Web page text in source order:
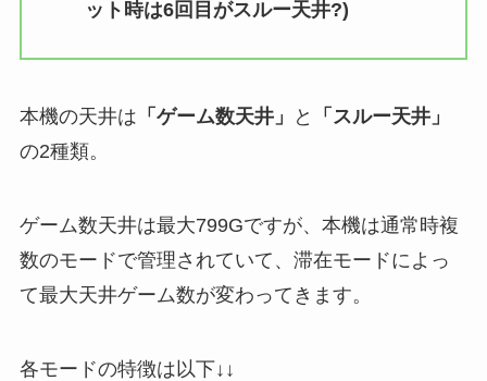
ット時は6回目がスルー天井?)
本機の天井は 「ゲーム数天井」 と
「スルー天井」
の2種類。
ゲーム数天井は最大799Gですが、本機は通常時複
数のモードで管理されていて、滞在モードによっ
て最大天井ゲーム数が変わってきます。
各モードの特徴は以下↓↓